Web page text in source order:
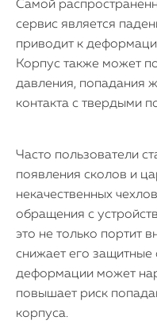
Самой
сервис является
приводит к
Корпус также может
давления, попадания
контакта с твердыми
Часто пользователи
появления сколов и
некачественных
обращения с
это не только портит
снижает его защитные
деформации может
повышает риск
корпуса.